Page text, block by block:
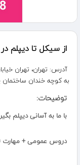
از سیکل تا دیپلم
آدرس: تهران، تهران
به کوچه خندان ساختمان پزشکان
توضیحات:
با ما به آسانی دیپلم
دروس عمومی + مهارت